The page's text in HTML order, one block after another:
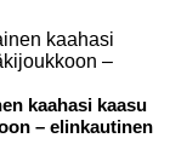
kaahasi kaasu
– elinkautinen